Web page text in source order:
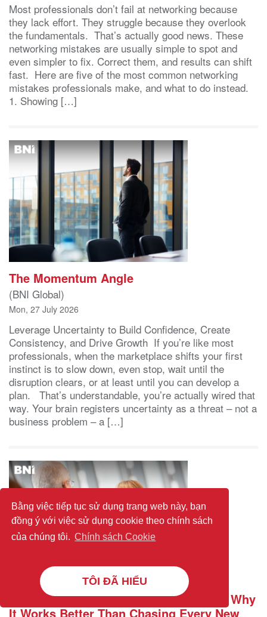
Bằng việc tiếp tục sử dụng trang web này, bạn
đồng ý với việc sử dụng cookie theo chính sách
của chúng tôi. Chính sách Cookie
TÔI ĐÃ HIỂU
Most professionals don’t fail at networking because
they lack effort. They struggle because they overlook
the fundamentals. That’s actually good news. These
networking mistakes are usually simple to spot and
even simpler to fix. Correct them, and results can shift
fast. Here are five of the most common networking
mistakes professionals make, and what to do instead.
1. Showing […]
The Momentum Angle
(BNI Global)
Mon, 27 July 2026
Leverage Uncertainty to Build Confidence, Create
Consistency, and Drive Growth If you’re like most
professionals, when the marketplace shifts your first
instinct is to slow down, even stop, wait until the
disruption clears, or at least until you can develop a
plan. That’s understandable, you’re actually wired that
way. Your brain registers uncertainty as a threat – not a
business problem – a […]
Relationship Marketing: What It Is and Why
It Works Better Than Chasing Every New